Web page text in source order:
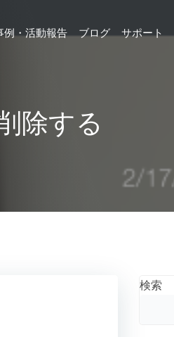
例・活動報告 ブログ サポート
除する
検索